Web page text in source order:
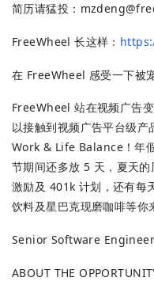
简历请猛投：
FreeWheel 长这样：
在 FreeWheel 感受一下被
FreeWheel 站在视频广告
以接触到视频广告平台级
Work & Life Balance！年
节期间还多放 5 天，夏天
激励及 401k 计划，还有每
饮料及星巴克现磨咖啡等你
Senior Software
ABOUT THE